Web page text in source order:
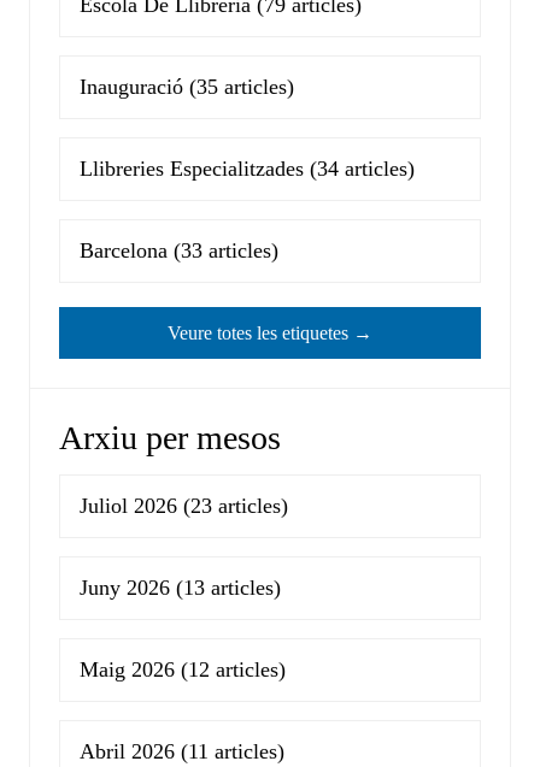
Inauguració (35 articles)
Llibreries Especialitzades (34 articles)
Barcelona (33 articles)
Veure totes les etiquetes →
Arxiu per mesos
Juliol 2026 (23 articles)
Juny 2026 (13 articles)
Maig 2026 (12 articles)
Abril 2026 (11 articles)